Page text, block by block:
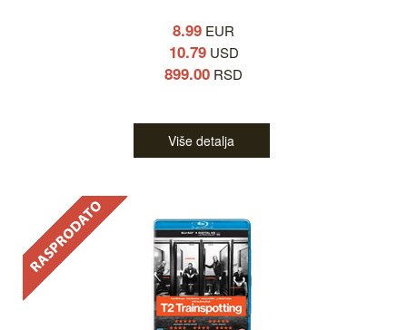
8.99 EUR
10.79USD
899.00 RSD
Više detalja